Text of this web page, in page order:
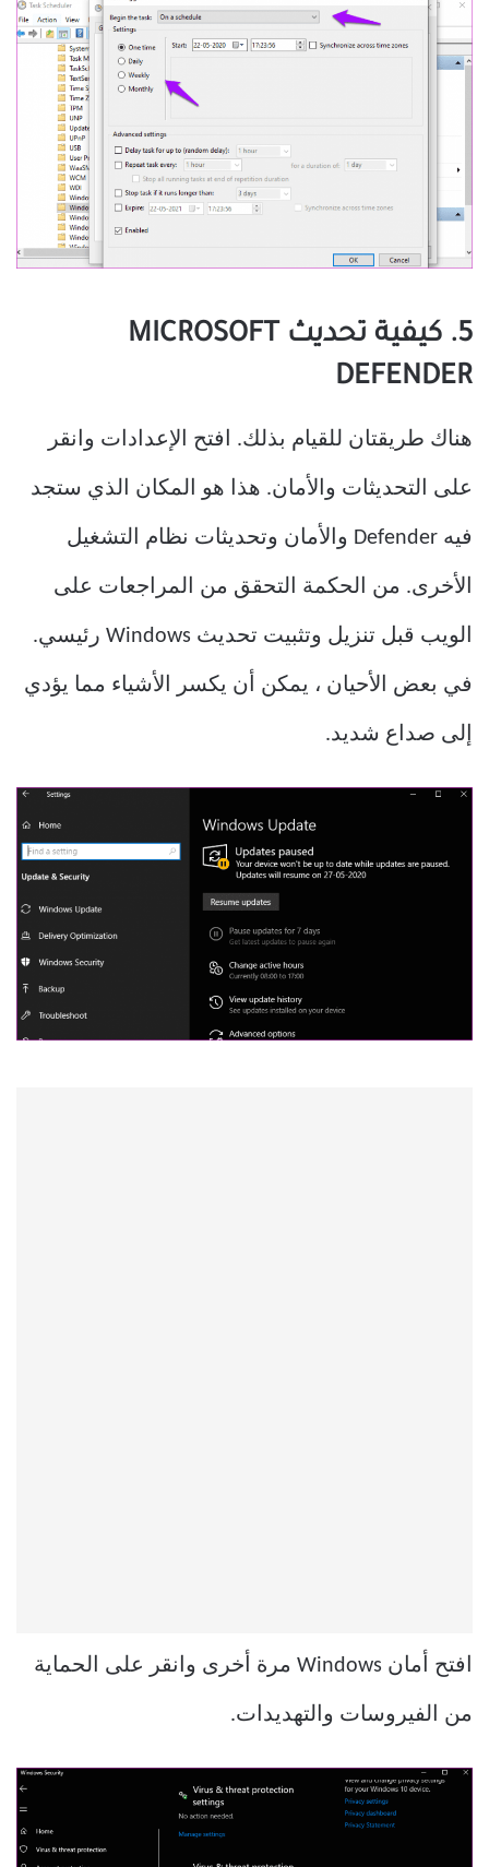
5. كيفية تحديث MICROSOFT
DEFENDER
هناك طريقتان للقيام بذلك. افتح الإعدادات وانقر
على التحديثات والأمان. هذا هو المكان الذي ستجد
فيه Defender والأمان وتحديثات نظام التشغيل
الأخرى. من الحكمة التحقق من المراجعات على
الويب قبل تنزيل وتثبيت تحديث Windows رئيسي.
في بعض الأحيان ، يمكن أن يكسر الأشياء مما يؤدي
إلى صداع شديد.
افتح أمان Windows مرة أخرى وانقر على الحماية
من الفيروسات والتهديدات.